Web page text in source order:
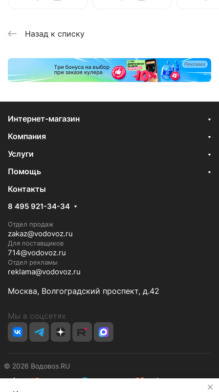
Назад к списку
Реклама
Интернет-магазин
Компания
Услуги
Помощь
Контакты
8 495 921-34-34
Отдел продаж
zakaz@vodovoz.ru
Для поставщиков
714@vodovoz.ru
Отдел рекламы
reklama@vodovoz.ru
Москва, Волгоградский проспект, д.42
Мы в соцсетях
© 2026 Водовоз.RU